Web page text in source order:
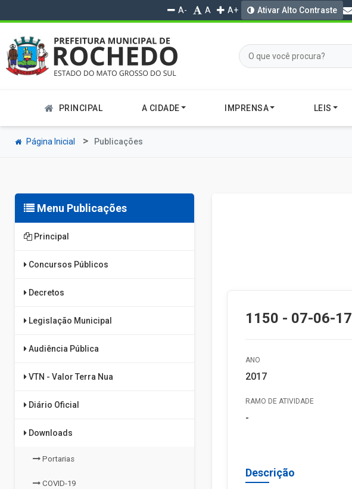
A- A A+ Ativar Alto Contraste
PRINCIPAL A CIDADE IMPRENSA LEIS
Página Inicial Publicações
Menu Publicações
Principal
Concursos Públicos
Decretos
Legislação Municipal
Audiência Pública
VTN - Valor Terra Nua
Diário Oficial
Downloads
Portarias
COVID-19
1150 - 07-06-17
ANO
2017
RAMO DE ATIVIDADE
-
Descrição